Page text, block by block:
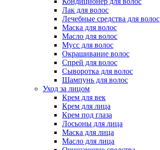
Лак для волос
Лечебные средства для волос
Маска для волос
Масло для волос
Мусс для волос
Окрашивание волос
Спрей для волос
Сыворотка для волос
Шампунь для волос
Уход за лицом
Крем для век
Крем для лица
Крем под глаза
Лосьоны для лица
Маска для лица
Масло для лица